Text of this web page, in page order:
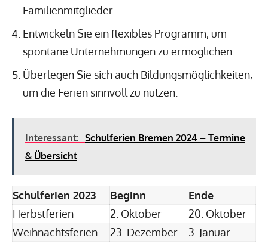
Familienmitglieder.
Entwickeln Sie ein flexibles Programm, um
spontane Unternehmungen zu ermöglichen.
Überlegen Sie sich auch Bildungsmöglichkeiten,
um die Ferien sinnvoll zu nutzen.
Interessant: Schulferien Bremen 2024 – Termine
& Übersicht
Schulferien 2023 Beginn
Ende
Herbstferien
2. Oktober
20. Oktober
Weihnachtsferien
23. Dezember 3. Januar